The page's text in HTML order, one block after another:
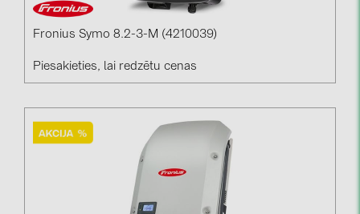
GoodWe (40)
HUAWEI (53)
JAsolar (6)
Fronius Symo 8.2-3-M (4210039)
Piesakieties, lai redzētu cenas